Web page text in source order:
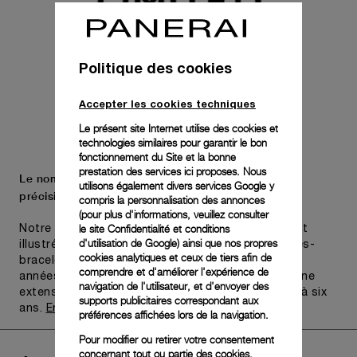
Le nom Panerai est synonyme de durabilité et de
précision.
Notre engagement pour la qualité est parfaitement
illustré par Pam.Guard, disponible pour les montres-
bracelets achetées au cours des deux dernières
années. Certaines montres peuvent bénéficier d’une
extension de garantie limitée internationale jusqu’à six
ans.
En savoir plus
Politique des cookies
Accepter les cookies techniques
Le présent site Internet utilise des cookies et
technologies similaires pour garantir le bon
fonctionnement du Site et la bonne
prestation des services ici proposes. Nous
utilisons également divers services Google y
compris la personnalisation des annonces
(pour plus d'informations, veuillez consulter
le site Confidentialité et conditions
d'utilisation de Google) ainsi que nos propres
cookies analytiques et ceux de tiers afin de
comprendre et d'améliorer l'expérience de
navigation de l'utilisateur, et d'envoyer des
supports publicitaires correspondant aux
préférences affichées lors de la navigation.
Pour modifier ou retirer votre consentement
concernant tout ou partie des cookies,